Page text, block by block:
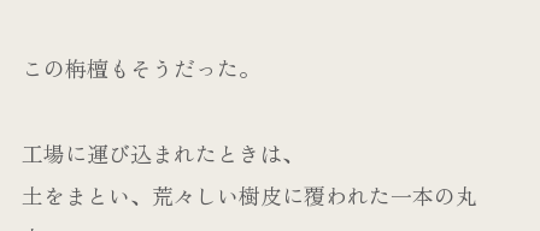
この栴檀もそうだった。
工場に運び込まれたときは、
土をまとい、荒々しい樹皮に覆われた一本の丸